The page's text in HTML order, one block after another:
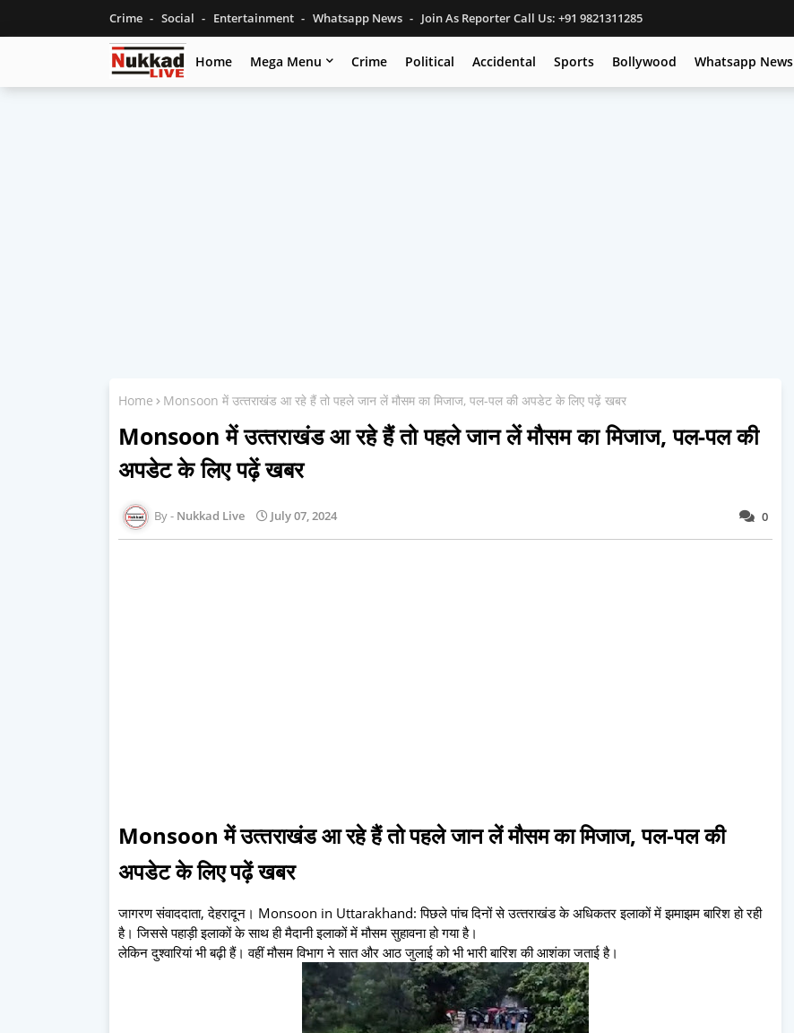
Crime Social Entertainment Whatsapp News Join As Reporter Call Us: +91 9821311285
Home Mega Menu Crime Political Accidental Sports Bollywood Whatsapp News
Home Monsoon में उत्‍तराखंड आ रहे हैं तो पहले जान लें मौसम का मिजाज, पल-पल की अपडेट के लिए पढ़ें खबर
Monsoon में उत्‍तराखंड आ रहे हैं तो पहले जान लें मौसम का मिजाज, पल-पल की
अपडेट के लिए पढ़ें खबर
0
Nukkad Live July 07, 2024
Monsoon में उत्‍तराखंड आ रहे हैं तो पहले जान लें मौसम का मिजाज, पल-पल की
अपडेट के लिए पढ़ें खबर
जागरण संवाददाता, देहरादून। Monsoon in Uttarakhand: पिछले पांच दिनों से उत्‍तराखंड के अधिकतर इलाकों में झमाझम बारिश हो रही
है। जिससे पहाड़ी इलाकों के साथ ही मैदानी इलाकों में मौसम सुहावना हो गया है।
लेकिन दुश्‍वारियां भी बढ़ी हैं। वहीं मौसम विभाग ने सात और आठ जुलाई को भी भारी बारिश की आशंका जताई है।